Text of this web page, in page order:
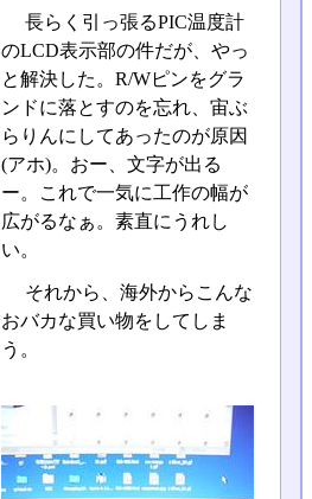
長らく引っ張るPIC温度計
のLCD表示部の件だが、やっ
と解決した。R/Wピンをグラ
ンドに落とすのを忘れ、宙ぶ
らりんにしてあったのが原因
(アホ)。おー、文字が出る
ー。これで一気に工作の幅が
広がるなぁ。素直にうれし
い。
それから、海外からこんな
おバカな買い物をしてしま
う。